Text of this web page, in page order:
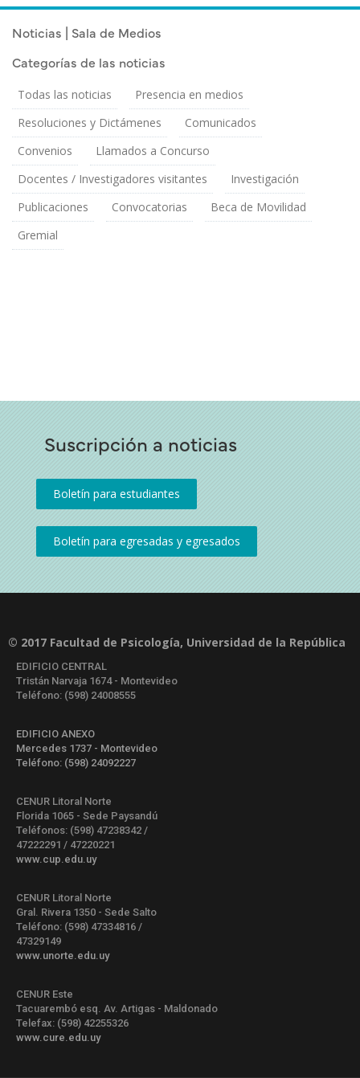
Noticias | Sala de Medios
Categorías de las noticias
Todas las noticias
Presencia en medios
Resoluciones y Dictámenes
Comunicados
Convenios
Llamados a Concurso
Docentes / Investigadores visitantes
Investigación
Publicaciones
Convocatorias
Beca de Movilidad
Gremial
Publicado el Jueves 14 Diciembre, 2023
Suscripción a noticias
© 2017 Facultad de Psicología, Universidad de la República
EDIFICIO CENTRAL
Tristán Narvaja 1674 - Montevideo
Teléfono: (598) 24008555
EDIFICIO ANEXO
Mercedes 1737 - Montevideo
Teléfono: (598) 24092227
CENUR Litoral Norte
Florida 1065 - Sede Paysandú
Teléfonos: (598) 47238342 /
47222291 / 47220221
www.cup.edu.uy
CENUR Litoral Norte
Gral. Rivera 1350 - Sede Salto
Teléfono: (598) 47334816 /
47329149
www.unorte.edu.uy
CENUR Este
Tacuarembó esq. Av. Artigas - Maldonado
Telefax: (598) 42255326
www.cure.edu.uy